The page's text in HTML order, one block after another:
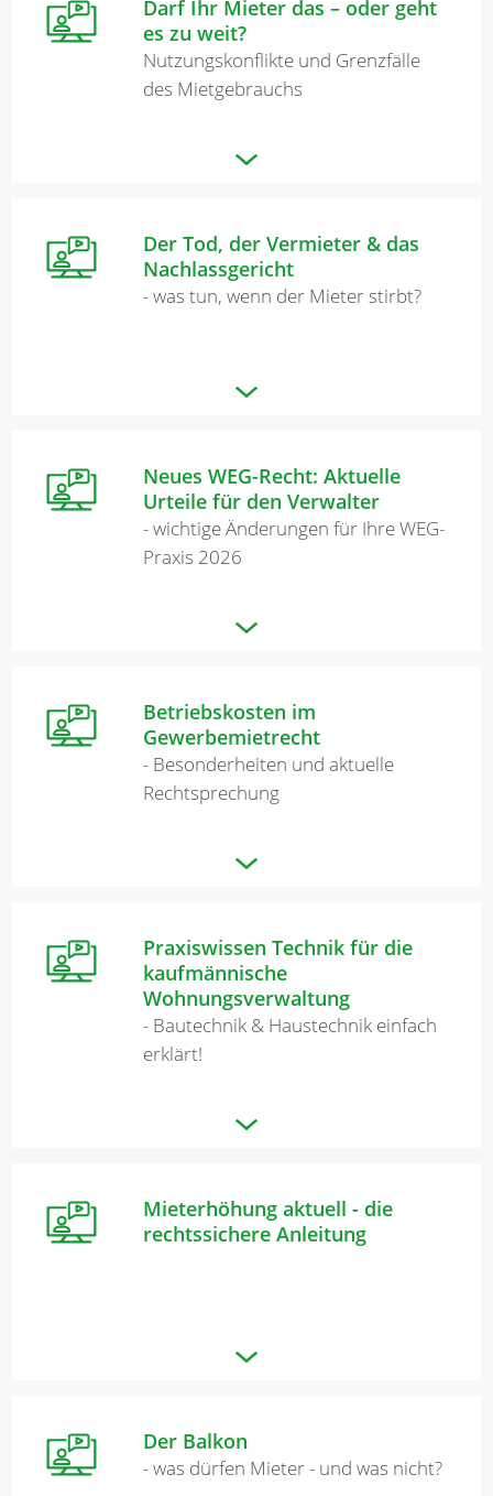
Darf Ihr Mieter das – oder geht
es zu weit?
Nutzungskonflikte und Grenzfälle
des Mietgebrauchs
Der Tod, der Vermieter & das
Nachlassgericht
- was tun, wenn der Mieter stirbt?
Neues WEG-Recht: Aktuelle
Urteile für den Verwalter
- wichtige Änderungen für Ihre WEG-
Praxis 2026
Betriebskosten im
Gewerbemietrecht
- Besonderheiten und aktuelle
Rechtsprechung
Praxiswissen Technik für die
kaufmännische
Wohnungsverwaltung
- Bautechnik & Haustechnik einfach
erklärt!
Mieterhöhung aktuell - die
rechtssichere Anleitung
Der Balkon
- was dürfen Mieter - und was nicht?